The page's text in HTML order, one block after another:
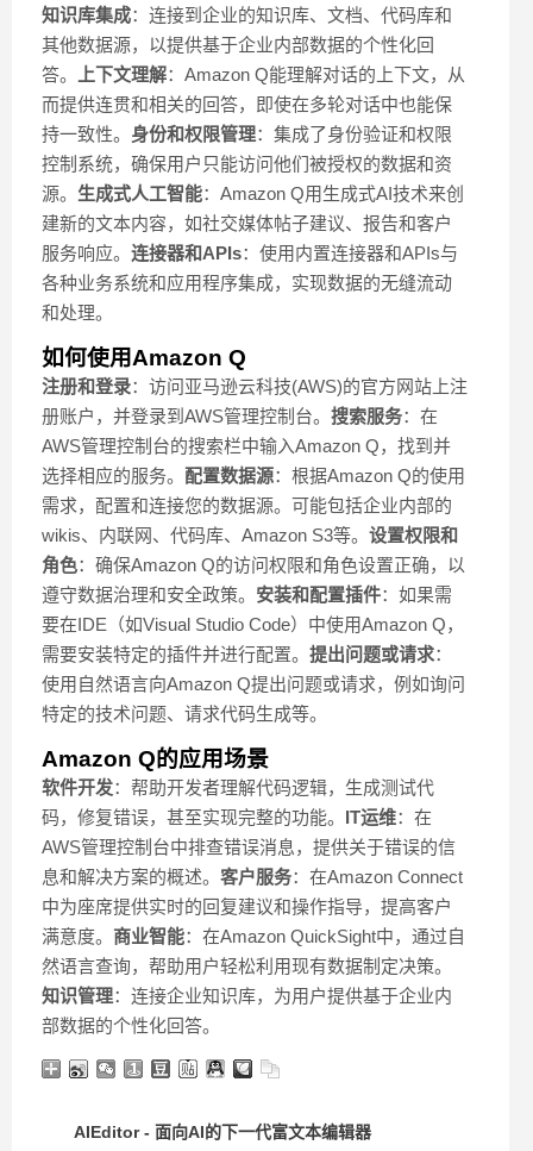
知识库集成：连接到企业的知识库、文档、代码库和
其他数据源，以提供基于企业内部数据的个性化回
答。
上下文理解：Amazon Q能理解对话的上下文，从
而提供连贯和相关的回答，即使在多轮对话中也能保
持一致性。 身份和权限管理：集成了身份验证和权限
控制系统，确保用户只能访问他们被授权的数据和资
源。 生成式人工智能：Amazon Q用生成式AI技术来创
建新的文本内容，如社交媒体帖子建议、报告和客户
服务响应。 连接器和APIs：使用内置连接器和APIs与
各种业务系统和应用程序集成，实现数据的无缝流动
和处理。
如何使用Amazon Q
注册和登录：访问亚马逊云科技(AWS)的官方网站上注
册账户，并登录到AWS管理控制台。 搜索服务：在
AWS管理控制台的搜索栏中输入Amazon Q，找到并
选择相应的服务。 配置数据源：根据Amazon Q的使用
需求，配置和连接您的数据源。可能包括企业内部的
wikis、内联网、代码库、Amazon S3等。 设置权限和
角色：确保Amazon Q的访问权限和角色设置正确，以
遵守数据治理和安全政策。 安装和配置插件：如果需
要在IDE（如Visual Studio Code）中使用Amazon Q，
需要安装特定的插件并进行配置。 提出问题或请求：
使用自然语言向Amazon Q提出问题或请求，例如询问
特定的技术问题、请求代码生成等。
Amazon Q的应用场景
软件开发：帮助开发者理解代码逻辑，生成测试代
码，修复错误，甚至实现完整的功能。 IT运维：在
AWS管理控制台中排查错误消息，提供关于错误的信
息和解决方案的概述。 客户服务：在Amazon Connect
中为座席提供实时的回复建议和操作指导，提高客户
满意度。 商业智能：在Amazon QuickSight中，通过自
然语言查询，帮助用户轻松利用现有数据制定决策。
知识管理：连接企业知识库，为用户提供基于企业内
部数据的个性化回答。
AIEditor - 面向AI的下一代富文本编辑器